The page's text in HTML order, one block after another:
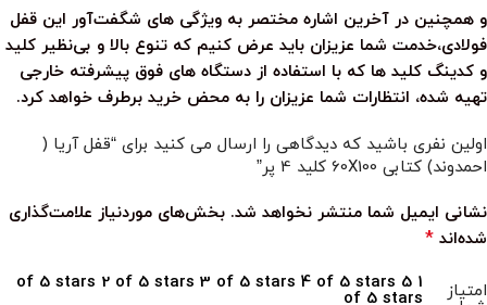
و همچنین در آخرین اشاره مختصر به ویژگی های شگفت‌آور این قفل
فولادی،خدمت شما عزیزان باید عرض کنیم که تنوع بالا و بی‌نظیر کلید
و کدینگ کلید ها که با استفاده از دستگاه های فوق پیشرفته خارجی
تهیه شده، انتظارات شما عزیزان را به محض خرید برطرف خواهد کرد.
اولین نفری باشید که دیدگاهی را ارسال می کنید برای “قفل آریا (
احمدوند) کتابی 60X100 کلید 4 پر”
نشانی ایمیل شما منتشر نخواهد شد. بخش‌های موردنیاز علامت‌گذاری
شده‌اند *
امتیاز 1 of 5 stars
2 of 5 stars 3 of 5 stars 4 of 5 stars 5
of 5 stars